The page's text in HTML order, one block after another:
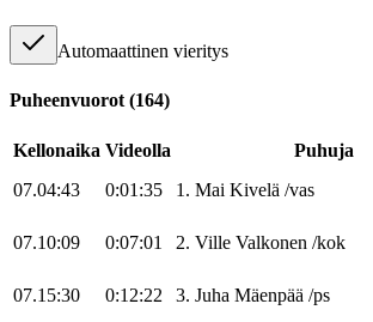
Automaattinen vieritys
Puheenvuorot (164)
Kellonaika Videolla Puhuja
07.04:43
0:01:35 1. Mai Kivelä /vas
07.10:09 0:07:01 2. Ville Valkonen /kok
07.15:30 0:12:22 3. Juha Mäenpää /ps